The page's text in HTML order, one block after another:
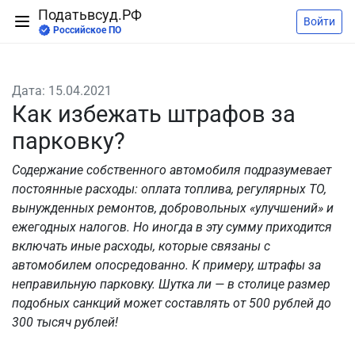
Податьвсуд.РФ
Российское ПО
Войти
Дата: 15.04.2021
Как избежать штрафов за
парковку?
Содержание собственного автомобиля подразумевает
постоянные расходы: оплата топлива, регулярных ТО,
вынужденных ремонтов, добровольных «улучшений» и
ежегодных налогов. Но иногда в эту сумму приходится
включать иные расходы, которые связаны с
автомобилем опосредованно. К примеру, штрафы за
неправильную парковку. Шутка ли — в столице размер
подобных санкций может составлять от 500 рублей до
300 тысяч рублей!